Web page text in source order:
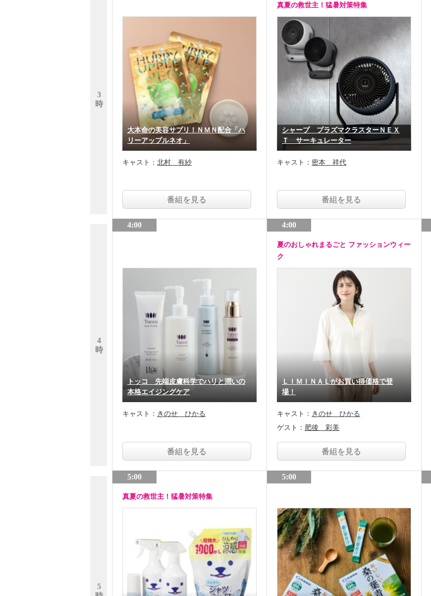
3
時
4
時
5
大本命の美容サプリ！ＮＭＮ配合「ハ
リーアップルネオ」
キャスト： 北村 有紗
番組を見る
4:00
トッコ 先端皮膚科学でハリと潤いの
本格エイジングケア
キャスト： きのせ ひかる
番組を見る
5:00
真夏の救世主！猛暑対策特集
真夏の救世主！猛暑対策特集
シャープ プラズマクラスターＮＥＸ
Ｔ サーキュレーター
キャスト： 密本 祥代
番組を見る
4:00
夏のおしゃれまるごと ファッションウィー
ク
ＬＩＭＩＮＡＬがお買い得価格で登
場！
キャスト： きのせ ひかる
ゲスト： 肥後 彩美
番組を見る
5:00